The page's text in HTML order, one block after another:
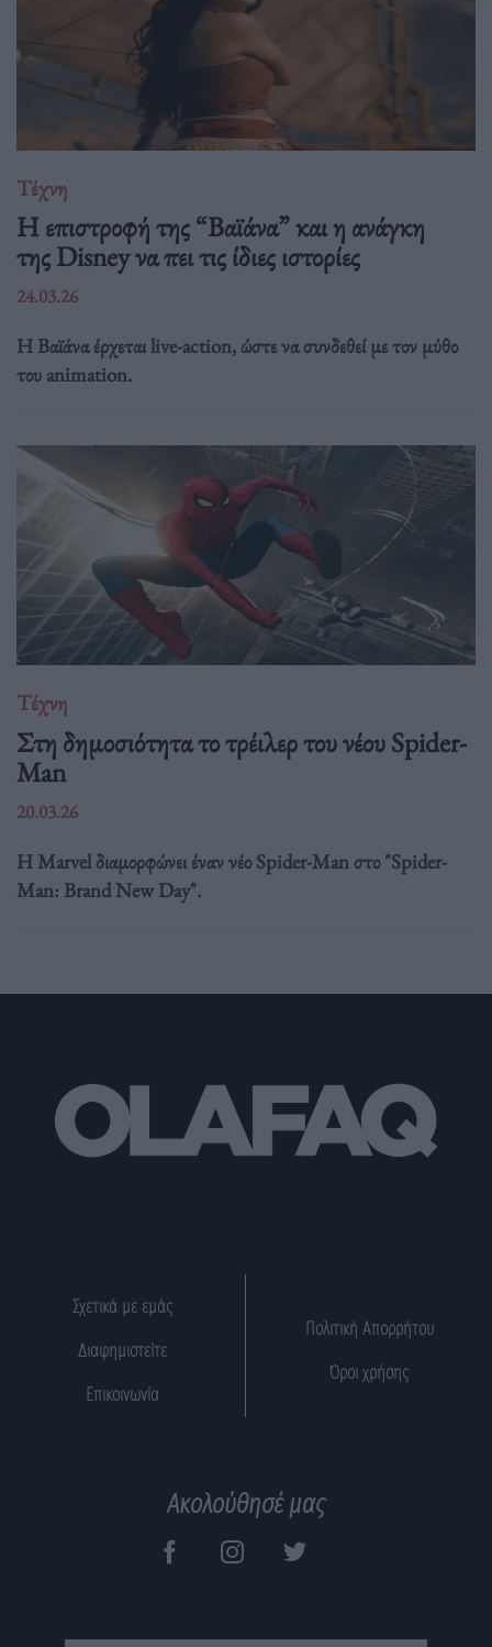
Τέχνη
Η επιστροφή της “Βαϊάνα” και η ανάγκη
της Disney να πει τις ίδιες ιστορίες
24.03.26
Η Βαϊάνα έρχεται live-action, ώστε να συνδεθεί με τον μύθο
του animation.
Τέχνη
Στη δημοσιότητα το τρέιλερ του νέου Spider-
Man
20.03.26
Η Marvel διαμορφώνει έναν νέο Spider-Man στο "Spider-
Man: Brand New Day".
Σχετικά με εμάς
Διαφημιστείτε
Επικοινωνία
Πολιτική Απορρήτου
Όροι χρήσης
Ακολούθησέ μας